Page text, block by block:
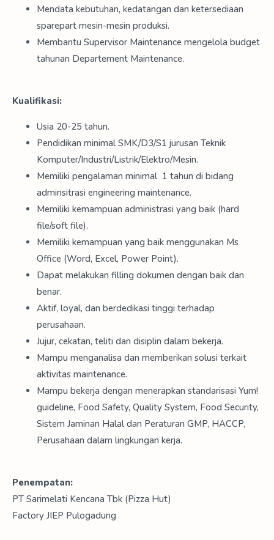
Mendata kebutuhan, kedatangan dan ketersediaan
sparepart mesin-mesin produksi.
Membantu Supervisor Maintenance mengelola budget
tahunan Departement Maintenance.
Kualifikasi:
Usia 20-25 tahun.
Pendidikan minimal SMK/D3/S1 jurusan Teknik
Komputer/Industri/Listrik/Elektro/Mesin.
Memiliki pengalaman minimal 1 tahun di bidang
adminsitrasi engineering maintenance.
Memiliki kemampuan administrasi yang baik (hard
file/soft file).
Memiliki kemampuan yang baik menggunakan Ms
Office (Word, Excel, Power Point).
Dapat melakukan filling dokumen dengan baik dan
benar.
Aktif, loyal, dan berdedikasi tinggi terhadap
perusahaan.
Jujur, cekatan, teliti dan disiplin dalam bekerja.
Mampu menganalisa dan memberikan solusi terkait
aktivitas maintenance.
Mampu bekerja dengan menerapkan standarisasi Yum!
guideline, Food Safety, Quality System, Food Security,
Sistem Jaminan Halal dan Peraturan GMP, HACCP,
Perusahaan dalam lingkungan kerja.
Penempatan:
PT Sarimelati Kencana Tbk (Pizza Hut)
Factory JIEP Pulogadung